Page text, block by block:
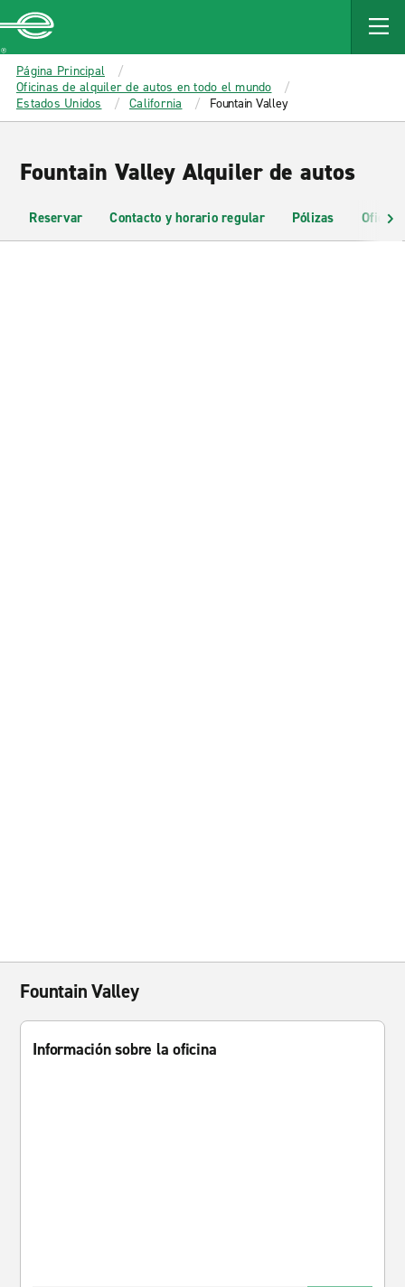
MAIN
CONTENT
Enterprise
Página Principal
Oficinas de alquiler de autos en todo el mundo
Estados Unidos
California Fountain Valley
Fountain Valley Alquiler de autos
Reservar Contacto y horario regular Pólizas
Fountain Valley
Información sobre la oficina